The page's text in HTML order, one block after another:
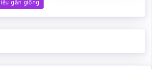
gần giống